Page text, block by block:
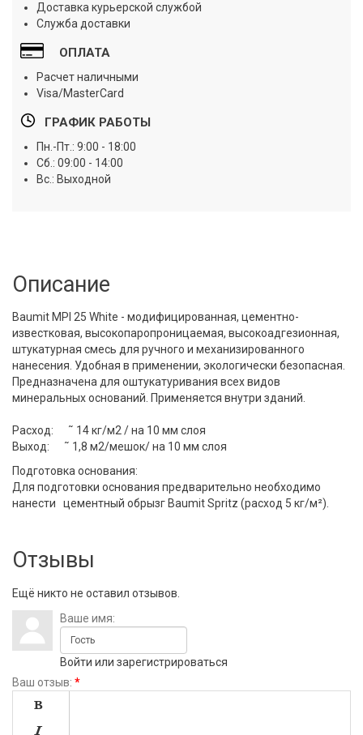
Доставка курьерской службой
Служба доставки
ОПЛАТА
Расчет наличными
Visa/MasterCard
ГРАФИК РАБОТЫ
Пн.-Пт.: 9:00 - 18:00
Сб.: 09:00 - 14:00
Вс.: Выходной
Описание
Baumit MPI 25 White - модифицированная, цементно-
известковая, высокопаропроницаемая, высокоадгезионная,
штукатурная смесь для ручного и механизированного
нанесения. Удобная в применении, экологически безопасная.
Предназначена для оштукатуривания всех видов
минеральных оснований. Применяется внутри зданий.
Расход: ˜ 14 кг/м2 / на 10 мм слоя
Выход: ˜ 1,8 м2/мешок/ на 10 мм слоя
Подготовка основания:
Для подготовки основания предварительно необходимо
нанести цементный обрызг Baumit Spritz (расход 5 кг/м²).
Отзывы
Ещё никто не оставил отзывов.
Ваше имя:
Войти или зарегистрироваться
Ваш отзыв: *

